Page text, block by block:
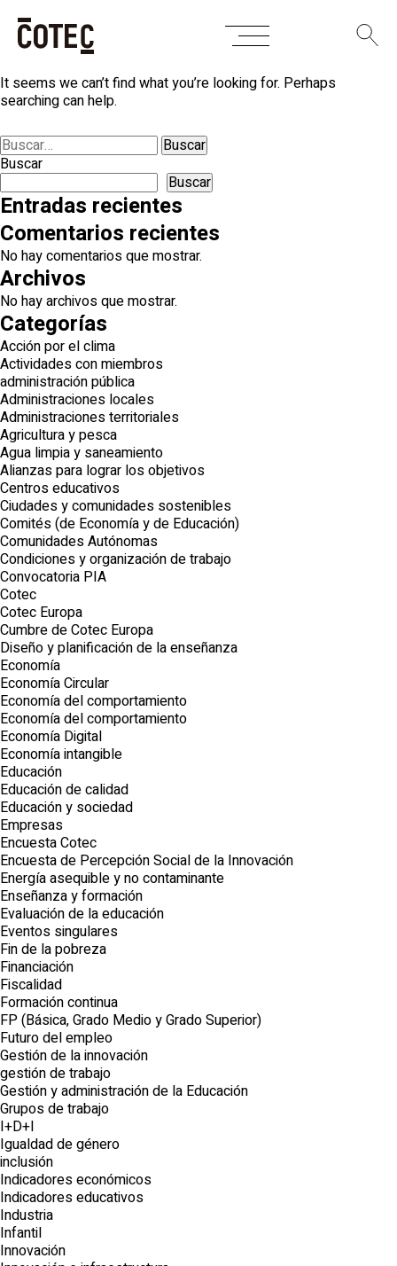
SkipNothing Found
It seems we can’t find what you’re looking for. Perhaps
searching can help.
Buscar:
Buscar
Buscar
Entradas recientes
Comentarios recientes
No hay comentarios que mostrar.
Archivos
No hay archivos que mostrar.
Categorías
Acción por el clima
Actividades con miembros
administración pública
Administraciones locales
Administraciones territoriales
Agricultura y pesca
Agua limpia y saneamiento
Alianzas para lograr los objetivos
Centros educativos
Ciudades y comunidades sostenibles
Comités (de Economía y de Educación)
Comunidades Autónomas
Condiciones y organización de trabajo
Convocatoria PIA
Cotec
Cotec Europa
Cumbre de Cotec Europa
Diseño y planificación de la enseñanza
Economía
Economía Circular
Economía del comportamiento
Economía del comportamiento
Economía Digital
Economía intangible
Educación
Educación de calidad
Educación y sociedad
Empresas
Encuesta Cotec
Encuesta de Percepción Social de la Innovación
Energía asequible y no contaminante
Enseñanza y formación
Evaluación de la educación
Eventos singulares
Fin de la pobreza
Financiación
Fiscalidad
Formación continua
FP (Básica, Grado Medio y Grado Superior)
Futuro del empleo
Gestión de la innovación
gestión de trabajo
Gestión y administración de la Educación
Grupos de trabajo
I+D+I
Igualdad de género
inclusión
Indicadores económicos
Indicadores educativos
Industria
Infantil
Innovación